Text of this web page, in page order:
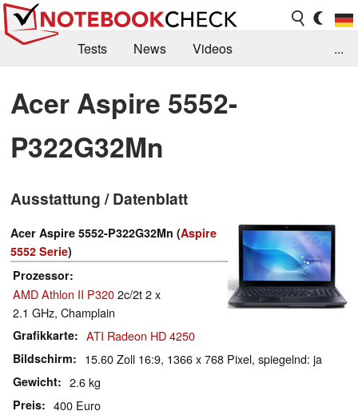
Tests News
Videos
Kaufberatung
Deals Suche
Forum
...
Acer Aspire 5552-
P322G32Mn
Ausstattung / Datenblatt
Acer Aspire 5552-P322G32Mn (Aspire
5552 Serie)
Prozessor
AMD Athlon II P3202c/2t 2 x
2.1 GHz, Champlain
Grafikkarte ATI Radeon HD 4250
Bildschirm 15.60 Zoll 16:9, 1366 x 768 Pixel, spiegelnd: ja
Gewicht 2.6 kg
Preis 400 Euro